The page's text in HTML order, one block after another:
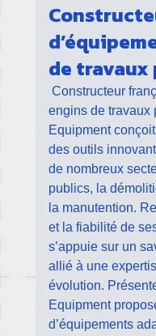
de travaux
Constructeur
engins de travaux
Equipment
des outils
de nombreux
publics, la
la manutention.
et la fiabilité de
s’appuie sur un
allié à une
évolution.
Equipment
d’équipements